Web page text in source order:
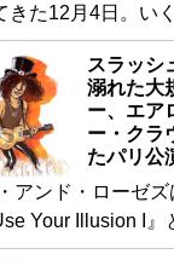
きた12月4日。い
スラッシ
溺れた大
ー、エア
ー・クラ
たパリ公
アンド・ローゼ
Your Illusion I